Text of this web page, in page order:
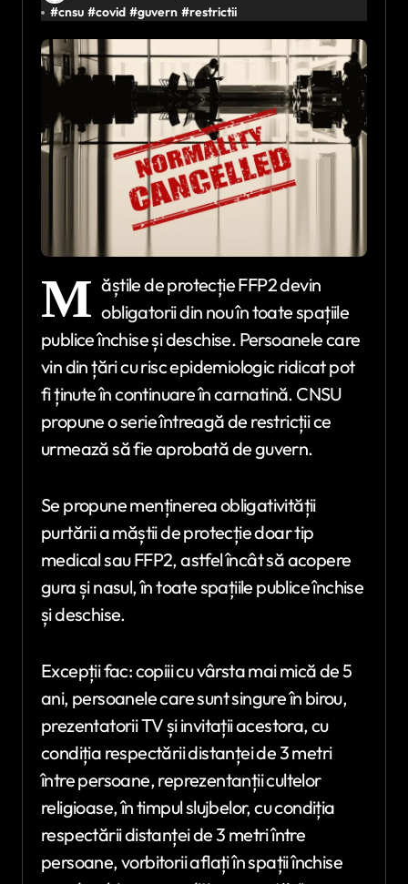
#cnsu #covid #guvern #restrictii
M ăștile de protecție FFP2 devin
obligatorii din nou în toate spațiile
publice închise și deschise. Persoanele care
vin din țări cu risc epidemiologic ridicat pot
fi ținute în continuare în carnatină. CNSU
propune o serie întreagă de restricții ce
urmează să fie aprobată de guvern.
Se propune menținerea obligativității
purtării a măștii de protecție doar tip
medical sau FFP2, astfel încât să acopere
gura și nasul, în toate spațiile publice închise
și deschise.
Excepții fac: copiii cu vârsta mai mică de 5
ani, persoanele care sunt singure în birou,
prezentatorii TV și invitații acestora, cu
condiția respectării distanței de 3 metri
între persoane, reprezentanții cultelor
religioase, în timpul slujbelor, cu condiția
respectării distanței de 3 metri între
persoane, vorbitorii aflați în spații închise